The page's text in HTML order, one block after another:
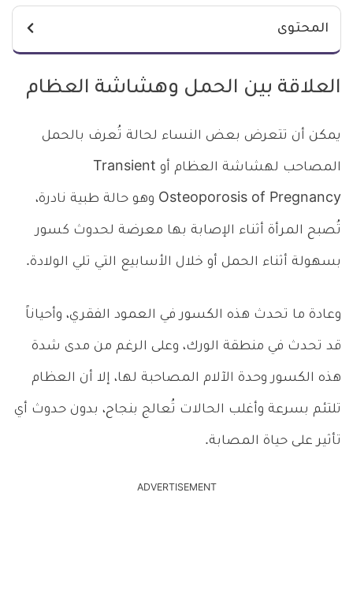
المحتوى
العلاقة بين الحمل وهشاشة العظام
يمكن أن تتعرض بعض النساء لحالة تُعرف بالحمل
المصاحب لهشاشة العظام أو Transient
Osteoporosis of Pregnancy وهو حالة طبية نادرة،
تُصبح المرأة أثناء الإصابة بها معرضة لحدوث كسور
بسهولة أثناء الحمل أو خلال الأسابيع التي تلي الولادة.
وعادة ما تحدث هذه الكسور في العمود الفقري، وأحياناً
قد تحدث في منطقة الورك، وعلى الرغم من مدى شدة
هذه الكسور وحدة الآلام المصاحبة لها، إلا أن العظام
تلتئم بسرعة وأغلب الحالات تُعالج بنجاح، بدون حدوث أي
تأثير على حياة المصابة.
ADVERTISEMENT